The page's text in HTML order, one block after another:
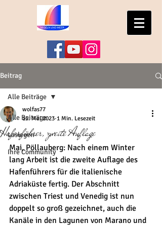
Beitrag
Alle Beiträge
Loslegen
Ihre Community
Alle Beiträge
Hafenführer, zweite Auflage
wolfas77
15. Mai 2023 1 Min. Lesezeit
Mai, Pöllauberg: Nach einem Winter
lang Arbeit ist die zweite Auflage des
Hafenführers für die italienische
Adriaküste fertig. Der Abschnitt
zwischen Triest und Venedig ist nun
doppelt so groß gezeichnet, auch die
Kanäle in den Lagunen von Marano und